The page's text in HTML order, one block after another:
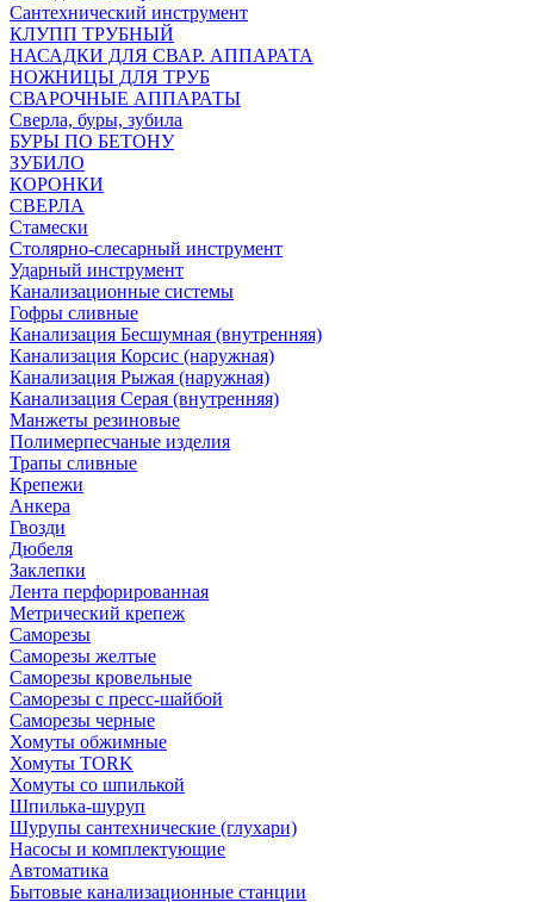
Сантехнический инструмент
КЛУПП ТРУБНЫЙ
НАСАДКИ ДЛЯ СВАР. АППАРАТА
НОЖНИЦЫ ДЛЯ ТРУБ
СВАРОЧНЫЕ АППАРАТЫ
Сверла, буры, зубила
БУРЫ ПО БЕТОНУ
ЗУБИЛО
КОРОНКИ
СВЕРЛА
Стамески
Столярно-слесарный инструмент
Ударный инструмент
Канализационные системы
Гофры сливные
Канализация Бесшумная (внутренняя)
Канализация Корсис (наружная)
Канализация Рыжая (наружная)
Канализация Серая (внутренняя)
Манжеты резиновые
Полимерпесчаные изделия
Трапы сливные
Крепежи
Анкера
Гвозди
Дюбеля
Заклепки
Лента перфорированная
Метрический крепеж
Саморезы
Саморезы желтые
Саморезы кровельные
Саморезы с пресс-шайбой
Саморезы черные
Хомуты обжимные
Хомуты TORK
Хомуты со шпилькой
Шпилька-шуруп
Шурупы сантехнические (глухари)
Насосы и комплектующие
Автоматика
Бытовые канализационные станции